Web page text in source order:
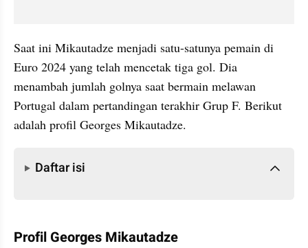
Saat ini Mikautadze menjadi satu-satunya pemain di
Euro 2024 yang telah mencetak tiga gol. Dia
menambah jumlah golnya saat bermain melawan
Portugal dalam pertandingan terakhir Grup F. Berikut
adalah profil Georges Mikautadze.
Daftar isi
Profil Georges Mikautadze